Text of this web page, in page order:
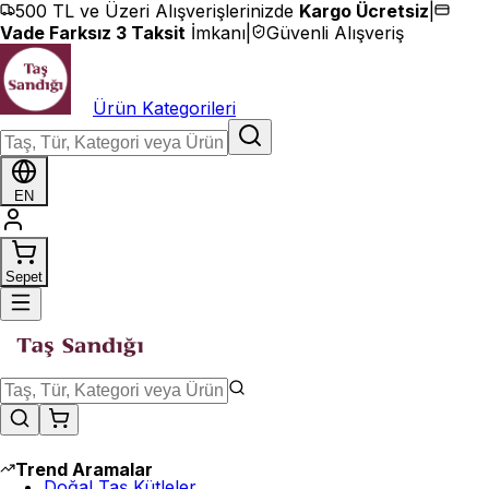
İçeriğe geç
500 TL ve Üzeri Alışverişlerinizde Kargo Ücretsiz
Vade Farksız 3 Taksit İmkanı Güvenli Alışveriş
Ürün Kategorileri
EN
Sepet
Trend Aramalar